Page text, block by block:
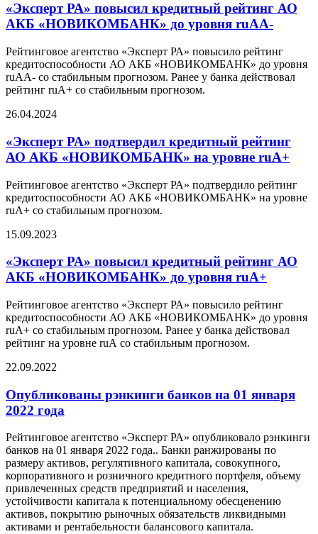
«Эксперт РА» повысил кредитный рейтинг АО
АКБ «НОВИКОМБАНК» до уровня ruAA-
Рейтинговое агентство «Эксперт РА» повысило рейтинг
кредитоспособности АО АКБ «НОВИКОМБАНК» до уровня
ruAA- со стабильным прогнозом. Ранее у банка действовал
рейтинг ruA+ со стабильным прогнозом.
26.04.2024
«Эксперт РА» подтвердил кредитный рейтинг
АО АКБ «НОВИКОМБАНК» на уровне ruA+
Рейтинговое агентство «Эксперт РА» подтвердило рейтинг
кредитоспособности АО АКБ «НОВИКОМБАНК» на уровне
ruА+ со стабильным прогнозом.
15.09.2023
«Эксперт РА» повысил кредитный рейтинг АО
АКБ «НОВИКОМБАНК» до уровня ruA+
Рейтинговое агентство «Эксперт РА» повысило рейтинг
кредитоспособности АО АКБ «НОВИКОМБАНК» до уровня
ruА+ со стабильным прогнозом. Ранее у банка действовал
рейтинг на уровне ruА со стабильным прогнозом.
22.09.2022
Опубликованы рэнкинги банков на 01 января
2022 года
Рейтинговое агентство «Эксперт РА» опубликовало рэнкинги
банков на 01 января 2022 года.. Банки ранжированы по
размеру активов, регулятивного капитала, совокупного,
корпоративного и розничного кредитного портфеля, объему
привлеченных средств предприятий и населения,
устойчивости капитала к потенциальному обесценению
активов, покрытию рыночных обязательств ликвидными
активами и рентабельности балансового капитала.